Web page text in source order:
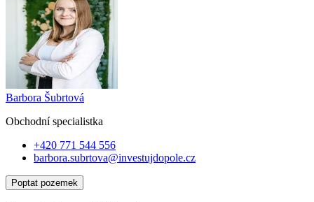
Barbora Šubrtová
Obchodní specialistka
+420 771 544 556
barbora.subrtova@investujdopole.cz
Poptat pozemek